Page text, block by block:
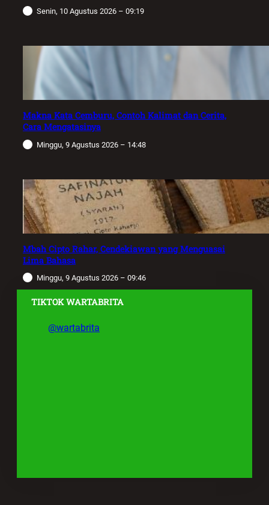
Senin, 10 Agustus 2026 – 09:19
Makna Kata Cemburu, Contoh Kalimat dan Cerita,
Cara Mengatasinya
Minggu, 9 Agustus 2026 – 14:48
Mbah Cipto Rahar, Cendekiawan yang Menguasai
Lima Bahasa
Minggu, 9 Agustus 2026 – 09:46
TIKTOK WARTABRITA
@wartabrita